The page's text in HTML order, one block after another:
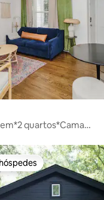
quartos*Cama
preferidos dos hóspedes